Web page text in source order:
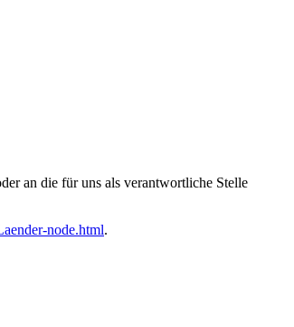
an die für uns als verantwortliche Stelle
node.html.